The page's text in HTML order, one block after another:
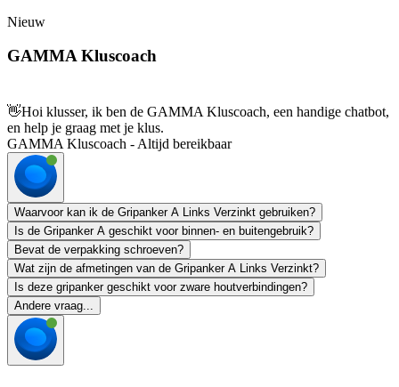
Nieuw
GAMMA Kluscoach
👋Hoi klusser, ik ben de GAMMA Kluscoach, een handige chatbot,
en help je graag met je klus.
GAMMA Kluscoach - Altijd bereikbaar
Waarvoor kan ik de Gripanker A Links Verzinkt gebruiken?
Is de Gripanker A geschikt voor binnen- en buitengebruik?
Bevat de verpakking schroeven?
Wat zijn de afmetingen van de Gripanker A Links Verzinkt?
Is deze gripanker geschikt voor zware houtverbindingen?
Andere vraag...